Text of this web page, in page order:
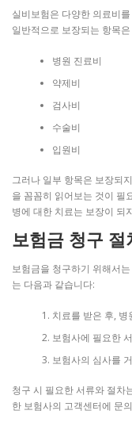
실비보험은 다양한 의료비
일반적으로 보장되는 항목
병원 진료비
약제비
검사비
수술비
입원비
그러나 일부 항목은 보장되
을 꼼꼼히 읽어보는 것이 필
병에 대한 치료는 보장이 되
보험금 청구 절
보험금을 청구하기 위해서
는 다음과 같습니다:
치료를 받은 후,
보험사에 필요한
보험사의 심사를
청구 시 필요한 서류와 절차
한 보험사의 고객센터에 문